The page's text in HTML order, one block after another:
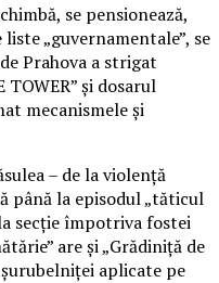
se pensionează,
„guvernamentale”, se
Prahova a strigat
și dosarul
mecanismele și
– de la violență
până la episodul „tăticul
secție împotriva fostei
are și „Grădiniță de
aplicate pe